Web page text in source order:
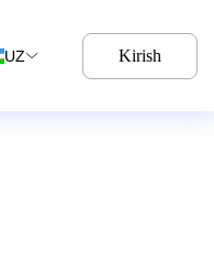
UZ Kirish